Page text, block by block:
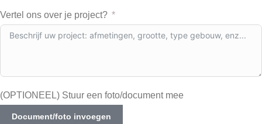
Vertel ons over je project?
(OPTIONEEL) Stuur een foto/document mee
Document/foto invoegen